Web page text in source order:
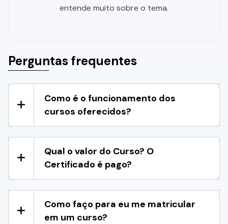
entende muito sobre o tema.
Perguntas frequentes
Como é o funcionamento dos
cursos oferecidos?
Qual o valor do Curso? O
Certificado é pago?
Como faço para eu me matricular
em um curso?